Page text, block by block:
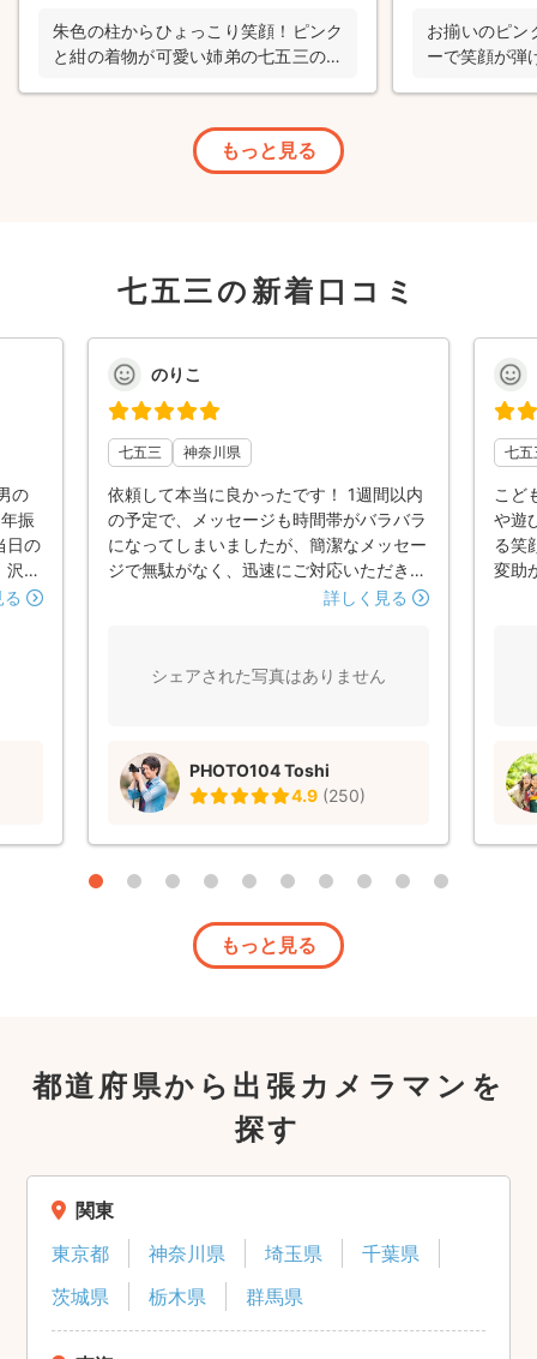
朱色の柱からひょっこり笑顔！ピンク
と紺の着物が可愛い姉弟の七五三の写
お揃いのピン
ーで笑顔が弾
もっと見る
七五三の新着口コミ
の
振
日の
沢山
のりこ
七五三 神奈川県
依頼して本当に良かったです！ 1週間以内
の予定で、メッセージも時間帯がバラバラ
になってしまいましたが、簡潔なメッセー
ジで無駄がなく、迅速にご対応いただき予
約することができました。 撮影当日、暑
り、ポーズ、場を和やかにする工夫など手
た。 短時間でしたが、仕上がり写真はど
れも丁寧で、おしゃれな仕上がりで大満足
です。
詳しく見る
シェアされた写真はありません
PHOTO104 Toshi
4.9 (250)
七五
こど
や遊
る笑
変助
もっと見る
都道府県から出張カメラマンを
探す
関東
東京都
神奈川県 埼玉県
千葉県
茨城県
栃木県 群馬県